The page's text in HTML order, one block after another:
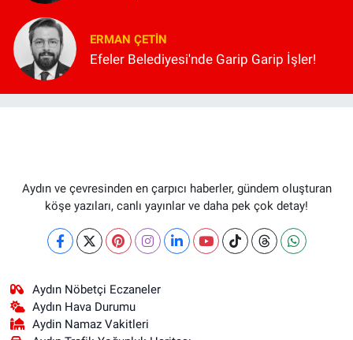
ERMAN ÇETIN
Efeler Belediyesi'nde Garip Garip İşler!
Aydın ve çevresinden en çarpıcı haberler, gündem oluşturan
köşe yazıları, canlı yayınlar ve daha pek çok detay!
Aydın Nöbetçi Eczaneler
Aydın Hava Durumu
Aydin Namaz Vakitleri